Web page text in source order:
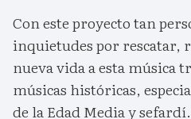
Con este proyecto tan
inquietudes por rescatar,
nueva vida a esta música
músicas históricas,
de la Edad Media y